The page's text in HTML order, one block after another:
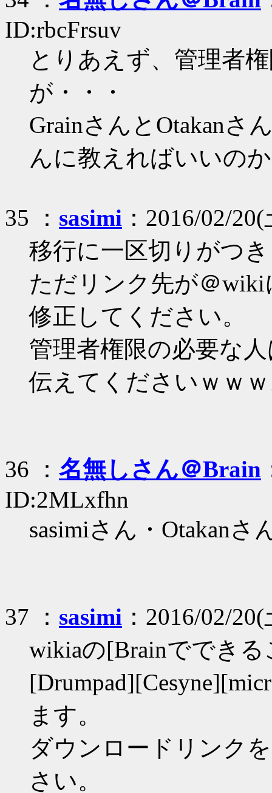
ID:rbcFrsuv
とりあえず、管理者
が・・・
GrainさんとOtakanさ
んに教えればいいの
35 ： sasimi ：2016/02/
移行に一区切りがつ
ただリンク先が＠
修正してください。
管理者権限の必要な
伝えてくださいｗｗ
36 ： 名無しさん＠Brain
ID:2MLxfhn
sasimiさん・Otakanさ
37 ： sasimi ：2016/02/
wikiaの[Brainでできる
ます。
ダウンロードリンク
さい。